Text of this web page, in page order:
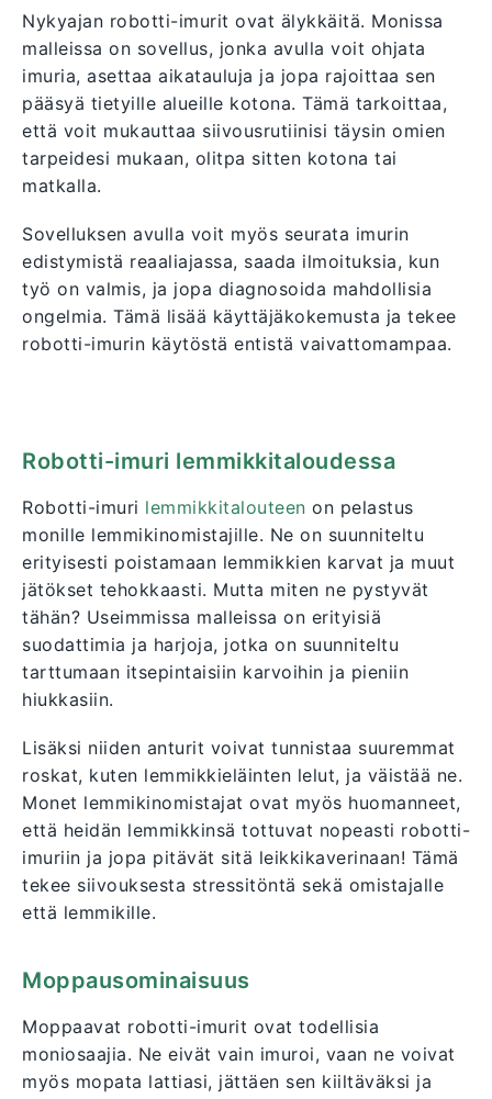
Nykyajan robotti-imurit ovat älykkäitä. Monissa
malleissa on sovellus, jonka avulla voit ohjata
imuria, asettaa aikatauluja ja jopa rajoittaa sen
pääsyä tietyille alueille kotona. Tämä tarkoittaa,
että voit mukauttaa siivousrutiinisi täysin omien
tarpeidesi mukaan, olitpa sitten kotona tai
matkalla.
Sovelluksen avulla voit myös seurata imurin
edistymistä reaaliajassa, saada ilmoituksia, kun
työ on valmis, ja jopa diagnosoida mahdollisia
ongelmia. Tämä lisää käyttäjäkokemusta ja tekee
robotti-imurin käytöstä entistä vaivattomampaa.
Robotti-imuri lemmikkitaloudessa
Robotti-imuri lemmikkitalouteen on pelastus
monille lemmikinomistajille. Ne on suunniteltu
erityisesti poistamaan lemmikkien karvat ja muut
jätökset tehokkaasti. Mutta miten ne pystyvät
tähän? Useimmissa malleissa on erityisiä
suodattimia ja harjoja, jotka on suunniteltu
tarttumaan itsepintaisiin karvoihin ja pieniin
hiukkasiin.
Lisäksi niiden anturit voivat tunnistaa suuremmat
roskat, kuten lemmikkieläinten lelut, ja väistää ne.
Monet lemmikinomistajat ovat myös huomanneet,
että heidän lemmikkinsä tottuvat nopeasti robotti-
imuriin ja jopa pitävät sitä leikkikaverinaan! Tämä
tekee siivouksesta stressitöntä sekä omistajalle
että lemmikille.
Moppausominaisuus
Moppaavat robotti-imurit ovat todellisia
moniosaajia. Ne eivät vain imuroi, vaan ne voivat
myös mopata lattiasi, jättäen sen kiiltäväksi ja